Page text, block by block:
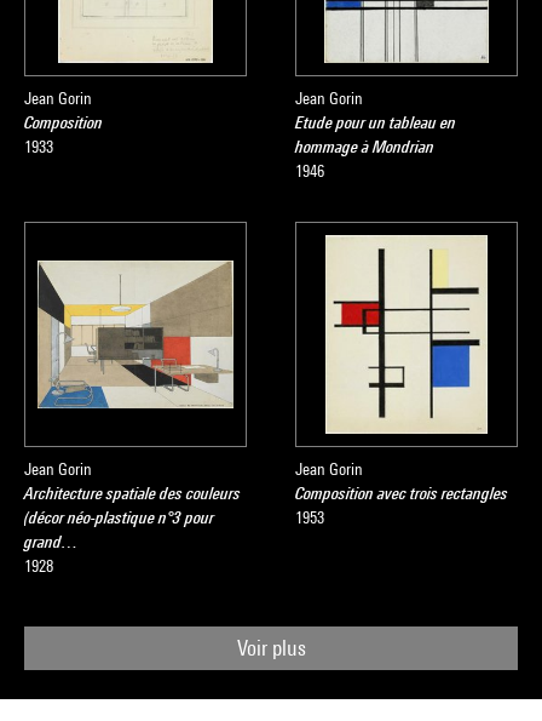
Jean Gorin
Composition
1933
Jean Gorin
Etude pour un tableau en
hommage à Mondrian
1946
Jean Gorin
Architecture spatiale des couleurs
(décor néo-plastique n°3 pour
grand…
1928
Jean Gorin
Composition avec trois rectangles
1953
Voir plus